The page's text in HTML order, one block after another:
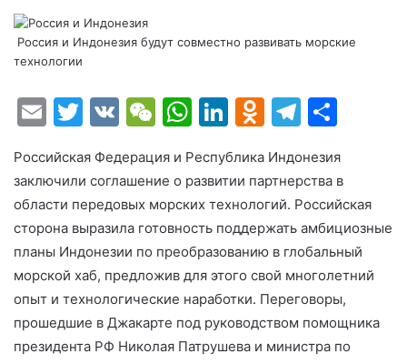
Россия и Индонезия будут совместно развивать морские
технологии
E
ai
l
T
itt
er
V
W
C
h
at
W
at
s
A
p
p
Li
k
e
dI
n
O
n
o
kl
a
s
s
ni
T
e
gr
a
m
п
р
а
в
и
т
ь
Российская Федерация и Республика Индонезия
заключили соглашение о развитии партнерства в
области передовых морских технологий. Российская
сторона выразила готовность поддержать амбициозные
планы Индонезии по преобразованию в глобальный
морской хаб, предложив для этого свой многолетний
опыт и технологические наработки. Переговоры,
прошедшие в Джакарте под руководством помощника
президента РФ Николая Патрушева и министра по